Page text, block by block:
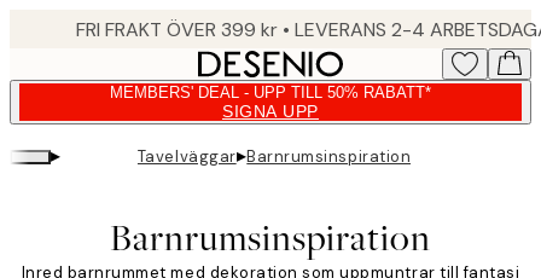
FRI FRAKT ÖVER 399 kr • LEVERANS 2-4
MEMBERS' DEAL - UPP TILL 50% RABATT*
SIGNA UPP
▸ Tavelväggar▸Barnrumsinspiration
Barnrumsinspiration
Inred barnrummet med dekoration som uppmuntrar till fantasi